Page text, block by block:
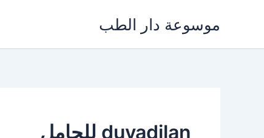
موسوعة دار الطب
duvadilan للحامل